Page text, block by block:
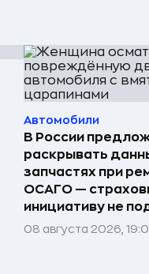
Автомобили
В России
раскрывать
запчастях при
ОСАГО —
инициативу не
08 августа 2026,